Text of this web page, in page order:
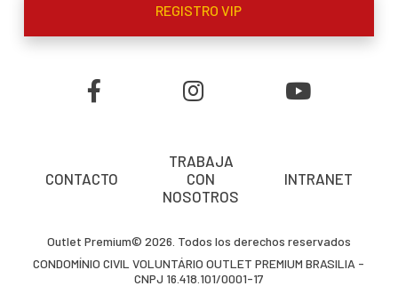
REGISTRO VIP
CONTACTO
TRABAJA
CON
NOSOTROS
INTRANET
Outlet Premium© 2026. Todos los derechos reservados
CONDOMÍNIO CIVIL VOLUNTÁRIO OUTLET PREMIUM BRASILIA -
CNPJ 16.418.101/0001-17